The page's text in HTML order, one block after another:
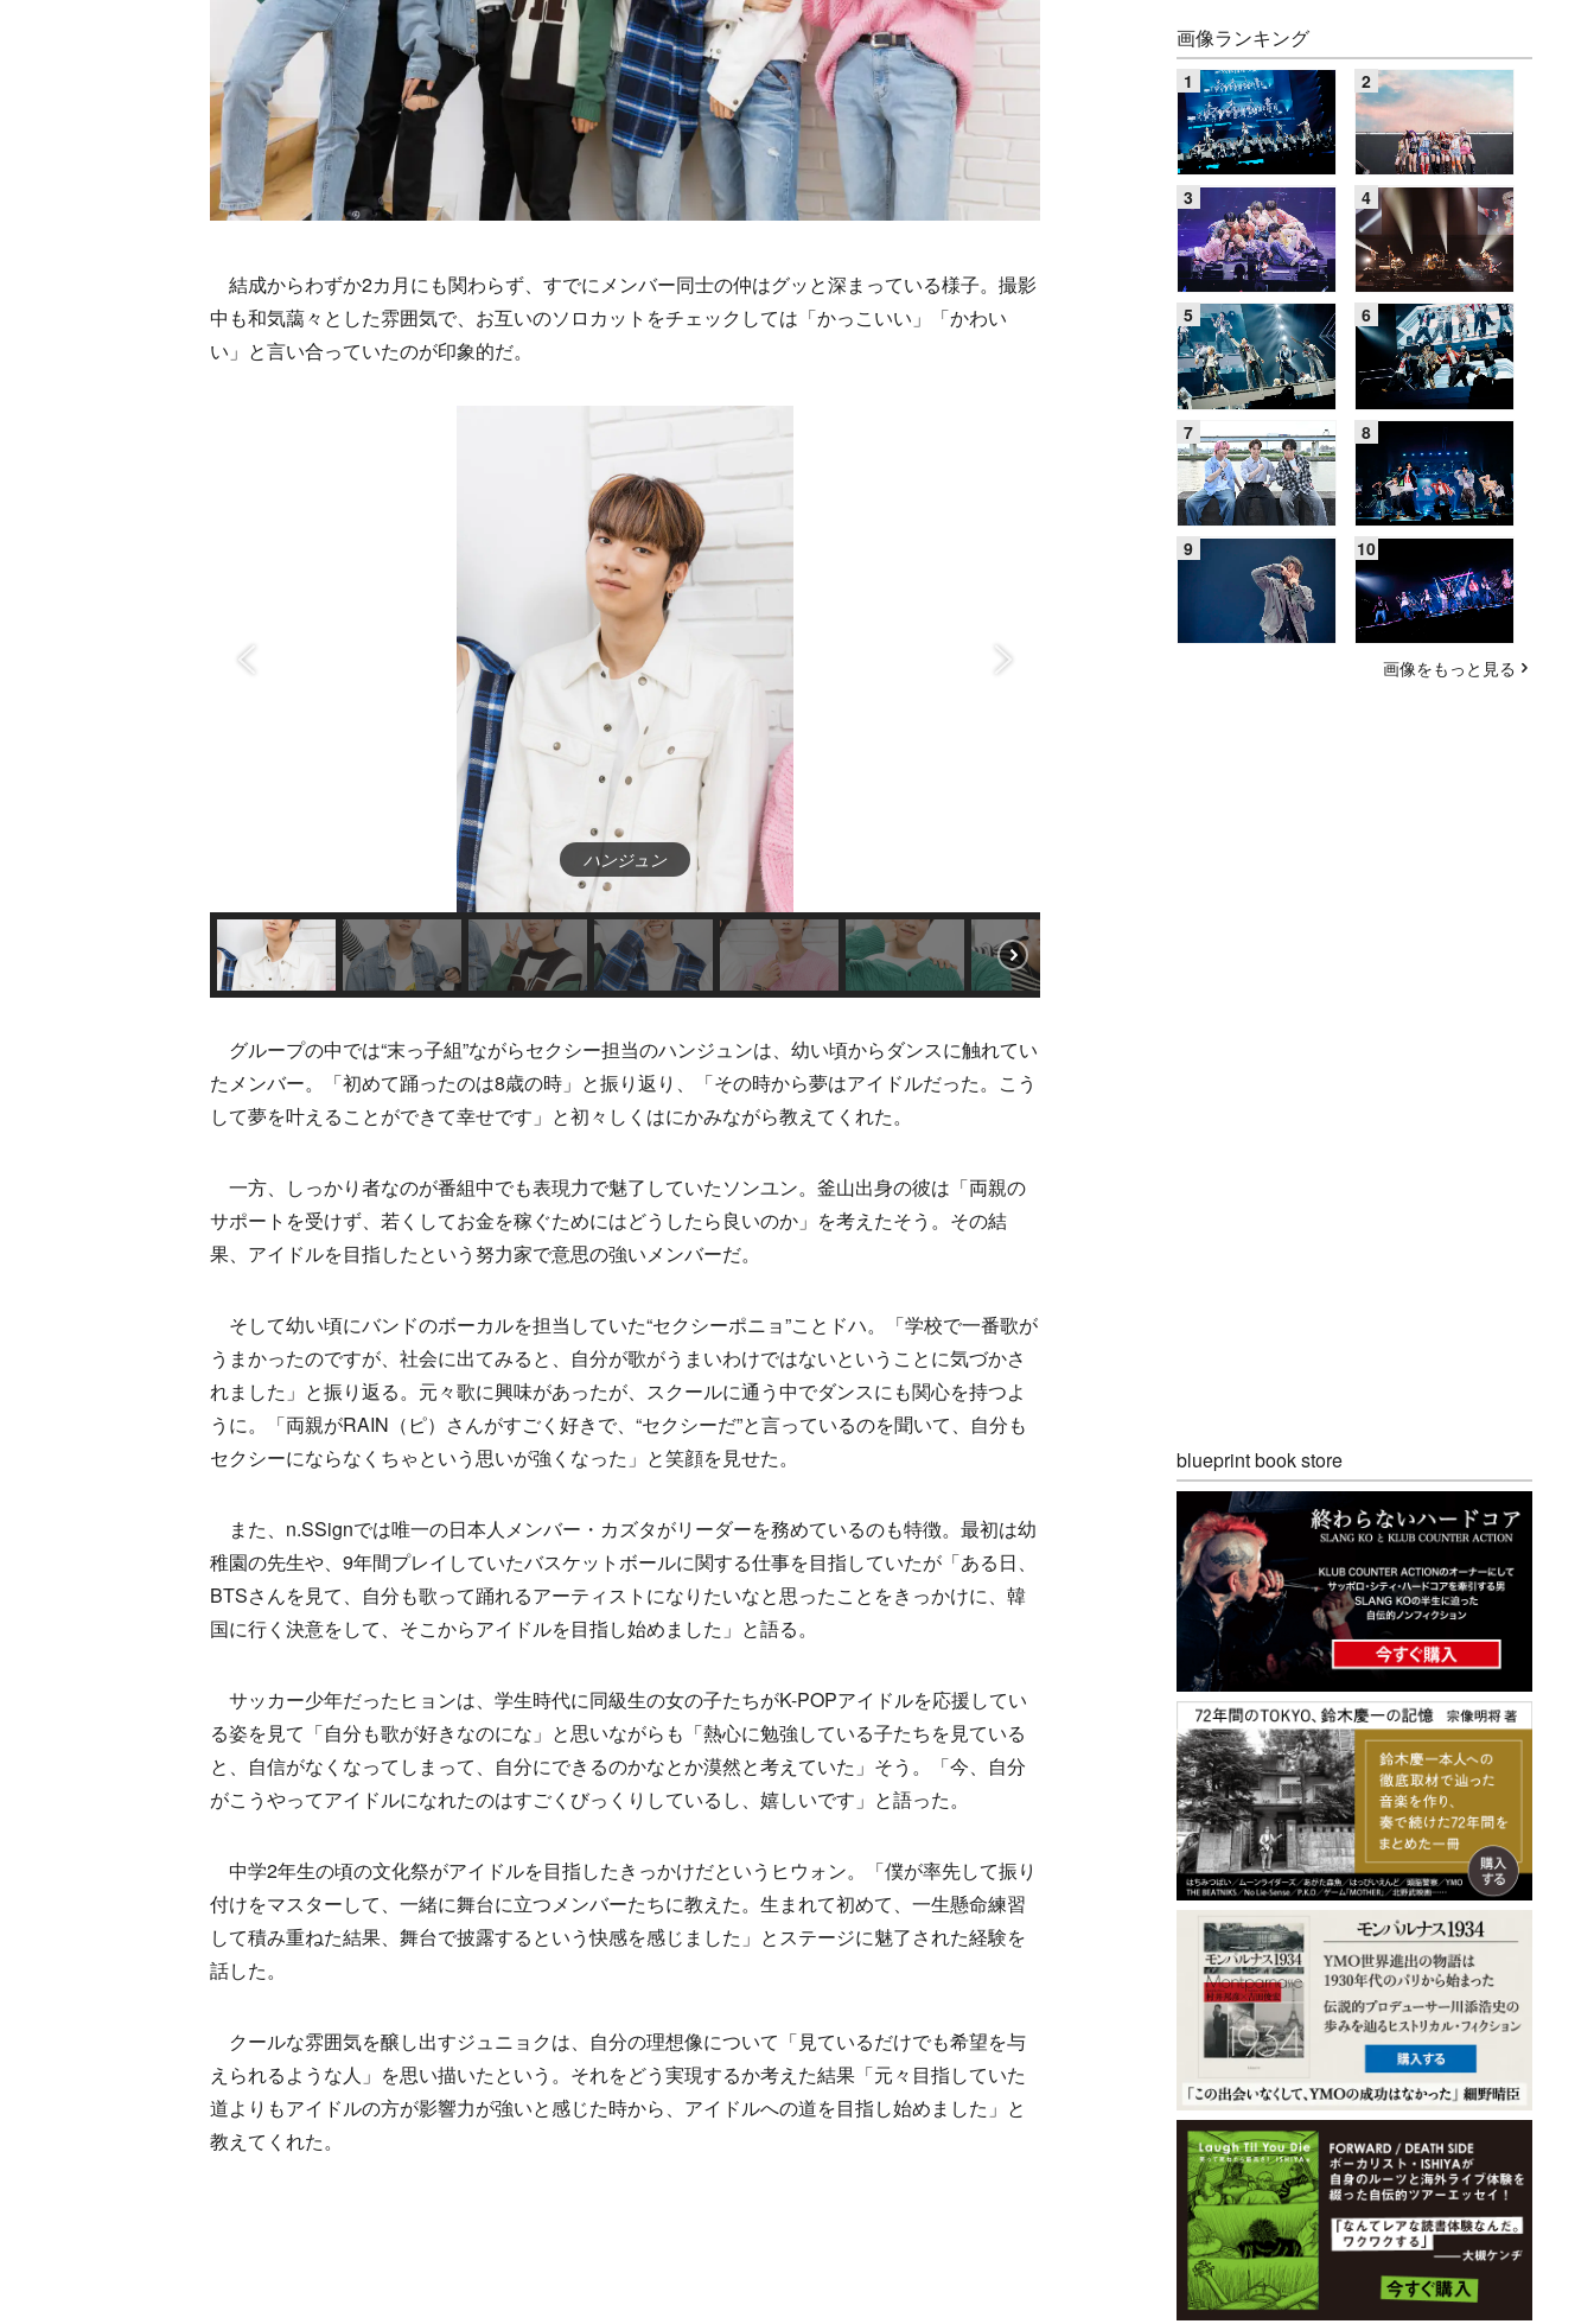
結成からわずか2カ月にも関わらず、すでにメンバー同士の仲はグッと深まっている様子。撮影
中も和気藹々とした雰囲気で、お互いのソロカットをチェックしては「かっこいい」「かわい
い」と言い合っていたのが印象的だ。
ハンジュン
グループの中では“末っ子組”ながらセクシー担当のハンジュンは、幼い頃からダンスに触れてい
たメンバー。「初めて踊ったのは8歳の時」と振り返り、「その時から夢はアイドルだった。こう
して夢を叶えることができて幸せです」と初々しくはにかみながら教えてくれた。
一方、しっかり者なのが番組中でも表現力で魅了していたソンユン。釜山出身の彼は「両親の
サポートを受けず、若くしてお金を稼ぐためにはどうしたら良いのか」を考えたそう。その結
果、アイドルを目指したという努力家で意思の強いメンバーだ。
そして幼い頃にバンドのボーカルを担当していた“セクシーポニョ”ことドハ。「学校で一番歌が
うまかったのですが、社会に出てみると、自分が歌がうまいわけではないということに気づかさ
れました」と振り返る。元々歌に興味があったが、スクールに通う中でダンスにも関心を持つよ
うに。「両親がRAIN（ピ）さんがすごく好きで、“セクシーだ”と言っているのを聞いて、自分も
セクシーにならなくちゃという思いが強くなった」と笑顔を見せた。
また、n.SSignでは唯一の日本人メンバー・カズタがリーダーを務めているのも特徴。最初は幼
稚園の先生や、9年間プレイしていたバスケットボールに関する仕事を目指していたが「ある日、
BTSさんを見て、自分も歌って踊れるアーティストになりたいなと思ったことをきっかけに、韓
国に行く決意をして、そこからアイドルを目指し始めました」と語る。
サッカー少年だったヒョンは、学生時代に同級生の女の子たちがK-POPアイドルを応援してい
る姿を見て「自分も歌が好きなのにな」と思いながらも「熱心に勉強している子たちを見ている
と、自信がなくなってしまって、自分にできるのかなとか漠然と考えていた」そう。「今、自分
がこうやってアイドルになれたのはすごくびっくりしているし、嬉しいです」と語った。
中学2年生の頃の文化祭がアイドルを目指したきっかけだというヒウォン。「僕が率先して振り
付けをマスターして、一緒に舞台に立つメンバーたちに教えた。生まれて初めて、一生懸命練習
して積み重ねた結果、舞台で披露するという快感を感じました」とステージに魅了された経験を
話した。
クールな雰囲気を醸し出すジュニョクは、自分の理想像について「見ているだけでも希望を与
えられるような人」を思い描いたという。それをどう実現するか考えた結果「元々目指していた
道よりもアイドルの方が影響力が強いと感じた時から、アイドルへの道を目指し始めました」と
教えてくれた。
画像ランキング
画像をもっと見る
blueprint book store